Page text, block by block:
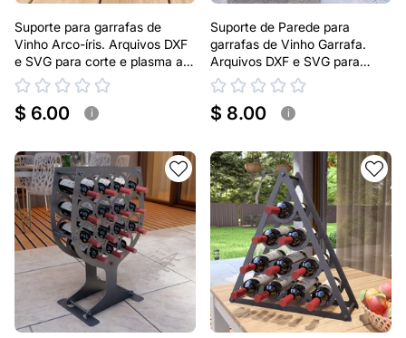
Suporte para garrafas de
Vinho Arco-íris. Arquivos DXF
e SVG para corte e plasma a
laser
$ 6.00 i
Suporte de Parede para
garrafas de Vinho Garrafa.
Arquivos DXF e SVG para
corte e plasma a laser
$ 8.00 i